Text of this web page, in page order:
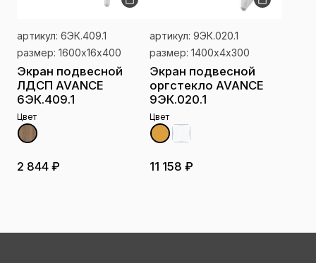
артикул: 6ЭК.409.1
размер: 1600х16х400
Экран подвесной
ЛДСП AVANCE
6ЭК.409.1
Цвет
2 844 ₽
артикул: 9ЭК.020.1
размер: 1400х4х300
Экран подвесной
оргстекло AVANCE
9ЭК.020.1
Цвет
11 158 ₽